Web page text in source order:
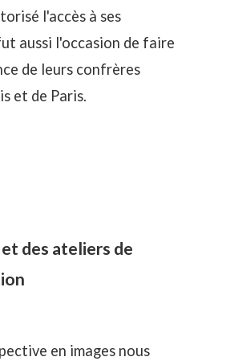
l'accès à ses
aussi l'occasion de faire
de leurs confrères
et de Paris.
des ateliers de
en images nous